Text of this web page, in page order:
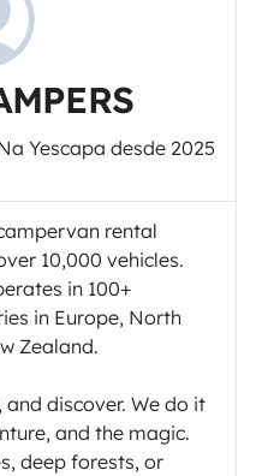
Yescapa desde 2025
rental
10,000 vehicles.
in 100+
in Europe, North
Zealand.
discover. We do it
and the magic.
deep forests, or